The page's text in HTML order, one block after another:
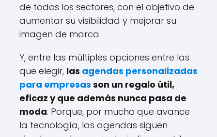
de todos los sectores, con el objetivo de
aumentar su visibilidad y mejorar su
imagen de marca.
Y, entre las múltiples opciones entre las
que elegir, las agendas personalizadas
para empresas son un regalo útil,
eficaz y que además nunca pasa de
moda. Porque, por mucho que avance
la tecnología, las agendas siguen